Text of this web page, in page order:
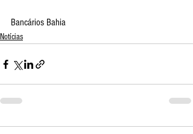
Bancários Bahia
Notícias